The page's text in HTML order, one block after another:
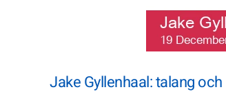
Jake Gyllenhaal: talang